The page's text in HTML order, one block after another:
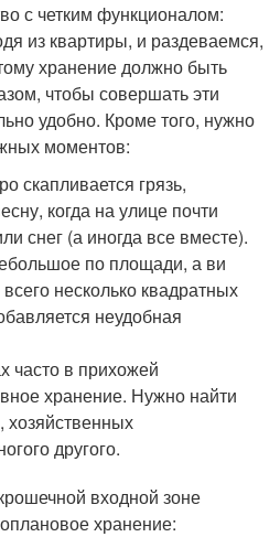
с четким функционалом:
из квартиры, и раздеваемся,
хранение должно быть
чтобы совершать эти
удобно. Кроме того, нужно
моментов:
скапливается грязь,
когда на улице почти
снег (а иногда все вместе).
по площади, а ви
несколько квадратных
неудобная
часто в прихожей
хранение. Нужно найти
хозяйственных
другого.
входной зоне
хранение: